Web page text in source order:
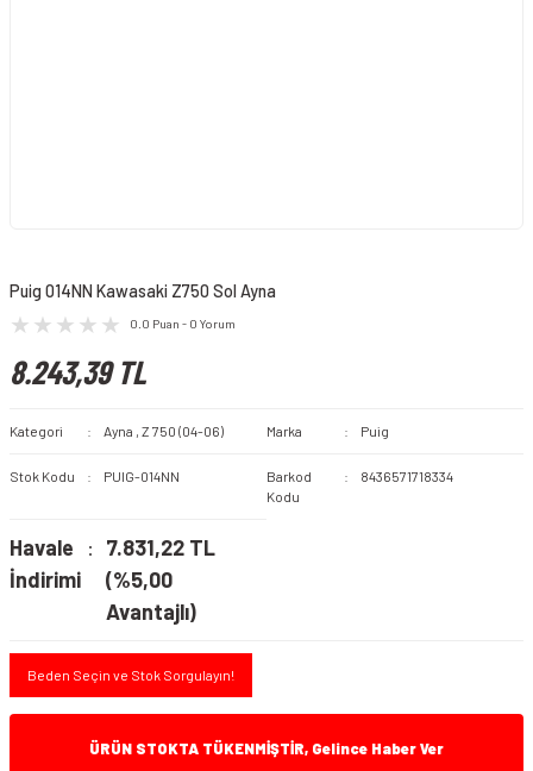
Puig 014NN Kawasaki Z750 Sol Ayna
0.0 Puan - 0 Yorum
8.243,39 TL
Kategori Ayna , Z 750 (04-06) Marka Puig
Stok Kodu PUIG-014NN
Barkod
Kodu
8436571718334
Havale
İndirimi
7.831,22 TL
(%5,00
Avantajlı)
Beden Seçin ve Stok Sorgulayın!
ÜRÜN STOKTA TÜKENMİŞTİR, Gelince Haber Ver